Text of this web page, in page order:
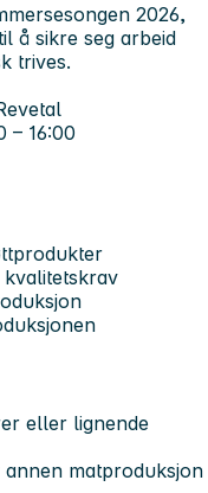
2026,
å sikre seg arbeid
trives.
– 16:00
eller lignende
matproduksjon